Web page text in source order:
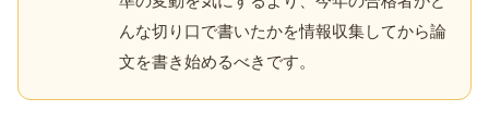
んな切り口で書いたかを情報収集してから論
文を書き始めるべきです。